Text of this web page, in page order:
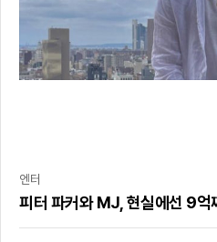
엔터
피터 파커와 MJ, 현실에선 9억